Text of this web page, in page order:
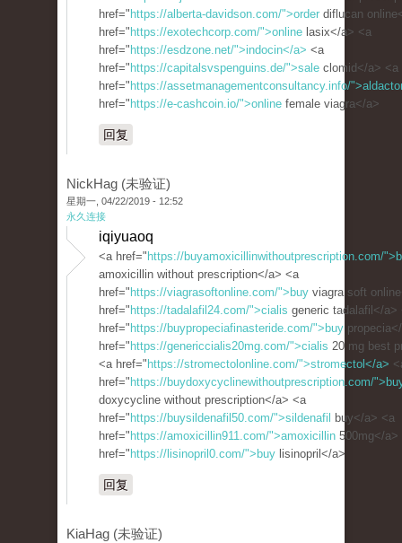
href=" https://alberta-davidson.com/">order diflucan
href=" https://exotechcorp.com/">online lasix</a> <a
href=" https://esdzone.net/">indocin</a> <a
href=" https://capitalsvspenguins.de/">sale clomid</a> <a
href=" https://assetmanagementconsultancy.info/
href=" https://e-cashcoin.io/">online female viagra</a>
回复
NickHag (未验证)
星期一, 04/22/2019 - 12:52
永久连接
iqiyuaoq
<a href=" https://buyamoxicillinwithoutprescription.com/
amoxicillin without prescription</a> <a
href=" https://viagrasoftonline.com/">buy viagra soft
href=" https://tadalafil24.com/">cialis generic tadalafil</a>
href=" https://buypropeciafinasteride.com/">buy
href=" https://genericcialis20mg.com/">cialis 20 mg best
<a href=" https://stromectolonline.com/">stromectol</a>
href=" https://buydoxycyclinewithoutprescription.com/
doxycycline without prescription</a> <a
href=" https://buysildenafil50.com/">sildenafil
buy</a> <a
href=" https://amoxicillin911.com/">amoxicillin 500mg</a>
href=" https://lisinopril0.com/">buy lisinopril</a>
回复
KiaHag (未验证)